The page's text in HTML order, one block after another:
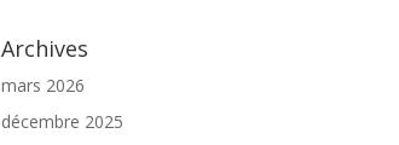
Archives
mars 2026
décembre 2025